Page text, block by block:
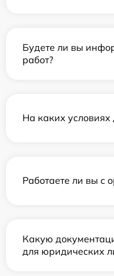
Будете ли вы
работ?
На каких условиях
Работаете ли вы с
Какую
для юридических